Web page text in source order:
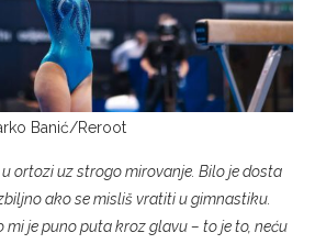
Banić/Reroot
ortozi uz strogo mirovanje. Bilo je dosta
ako se misliš vratiti u gimnastiku.
je puno puta kroz glavu – to je to, neću